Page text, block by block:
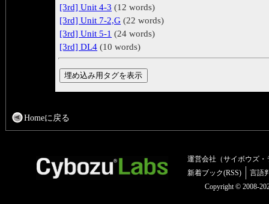
[3rd] Unit 4-3 (12 words)
[3rd] Unit 7-2,G (22 words)
[3rd] Unit 5-1 (24 words)
[3rd] DL4 (10 words)
Homeに戻る
運営会社（サイボウズ・
新着ブック(RSS)
言語
Copyright © 2008-